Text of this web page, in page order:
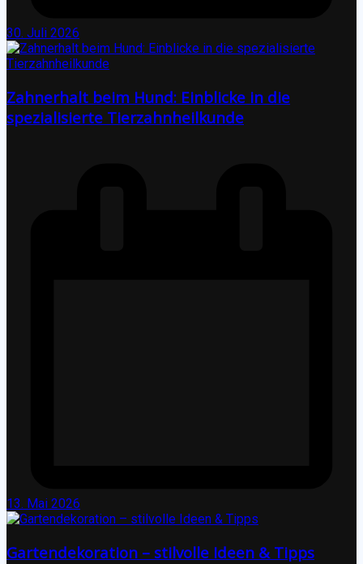
30. Juli 2026
Zahnerhalt beim Hund: Einblicke in die
spezialisierte Tierzahnheilkunde
13. Mai 2026
Gartendekoration – stilvolle Ideen & Tipps